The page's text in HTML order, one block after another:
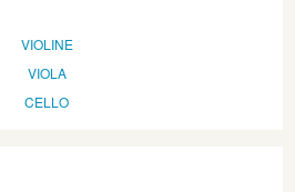
VIOLINE
VIOLA
CELLO